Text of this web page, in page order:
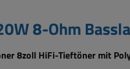
8-Ohm
8zoll HiFi-Tieftöner mit